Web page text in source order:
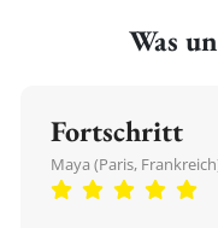
Was
Fortschritt
Maya (Paris,